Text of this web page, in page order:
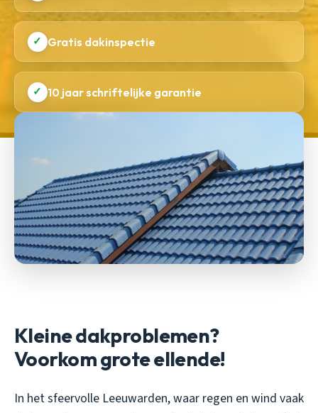
✓ Gratis dakinspectie
✓ 10 jaar schriftelijke garantie
Kleine dakproblemen?
Voorkom grote ellende!
In het sfeervolle Leeuwarden, waar regen en wind vaak